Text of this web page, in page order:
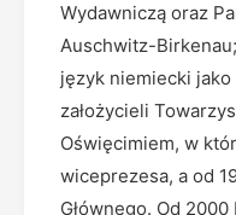
Wydawniczą oraz
Auschwitz-
język niemiecki jako
założycieli
Oświęcimiem, w
wiceprezesa, a od
Głównego. Od 2000